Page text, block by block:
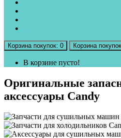
Корзинапокупок: 0 Корзинапокупок
В корзине пусто!
Оригинальные
аксессуары Candy